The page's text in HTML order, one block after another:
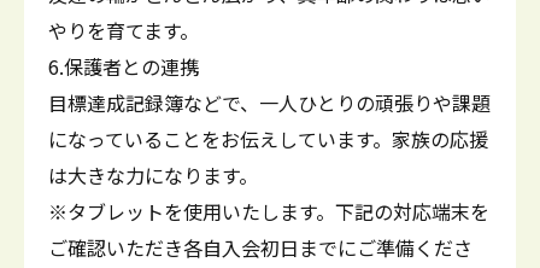
やりを育てます。
6.保護者との連携
目標達成記録簿などで、一人ひとりの頑張りや課題
になっていることをお伝えしています。家族の応援
は大きな力になります。
※タブレットを使用いたします。下記の対応端末を
ご確認いただき各自入会初日までにご準備くださ